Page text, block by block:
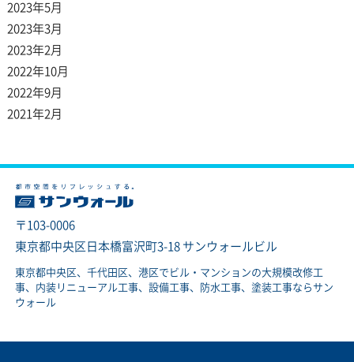
2023年5月
2023年3月
2023年2月
2022年10月
2022年9月
2021年2月
〒103-0006
東京都中央区日本橋富沢町3-18 サンウォールビル
東京都中央区、千代田区、港区でビル・マンションの大規模改修工
事、内装リニューアル工事、設備工事、防水工事、塗装工事ならサン
ウォール